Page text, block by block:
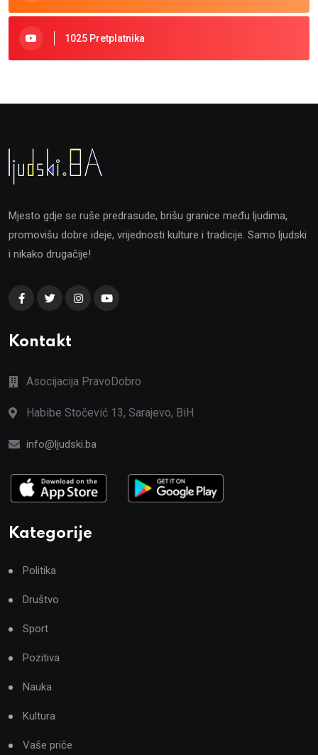
1025 Pretplatnika
Mjesto gdje se ruše predrasude, brišu granice među ljudima,
promovišu dobre ideje, vrijednosti kulture i tradicije. Samo ljudski
i nikako drugačije!
Kontakt
Asocijacija PravoDobro
Habibe Stočević 13, Sarajevo, BiH
info@ljudski.ba
Kategorije
Politika
Društvo
Sport
Pozitiva
Nauka
Kultura
Vaše priče